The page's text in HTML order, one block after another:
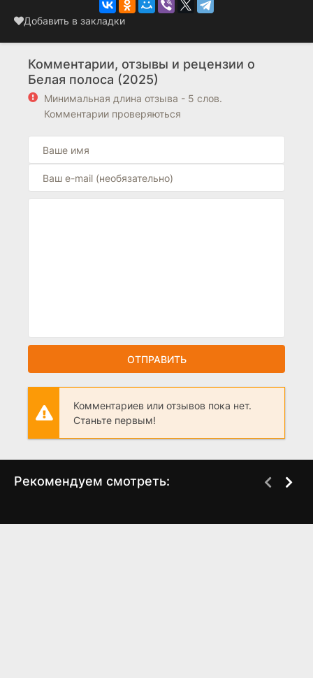
Добавить в закладки
Комментарии, отзывы и рецензии о
Белая полоса (2025)
Минимальная длина отзыва - 5 слов.
Комментарии проверяються
ОТПРАВИТЬ
Комментариев или отзывов пока нет.
Станьте первым!
Рекомендуем смотреть: